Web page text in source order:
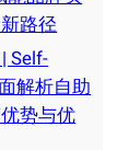
路径
Self-
解析自助
势与优